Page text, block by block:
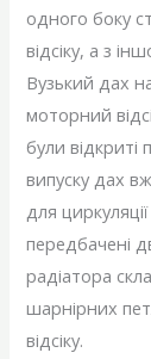
одного боку
відсіку, а з
Вузький дах
моторний
були
випуску дах
для
передбачені
радіатора
шарнірних
відсіку.